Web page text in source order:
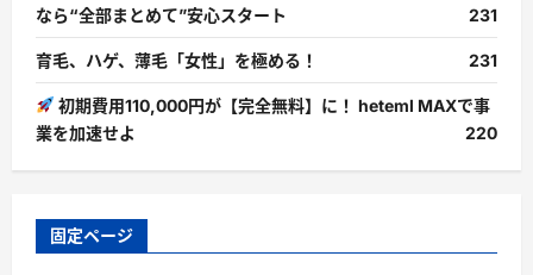
なら“全部まとめて”安心スタート
231
育毛、ハゲ、薄毛「女性」を極める！ 231
初期費用110,000円が【完全無料】に！ heteml MAXで事
業を加速せよ
220
固定ページ